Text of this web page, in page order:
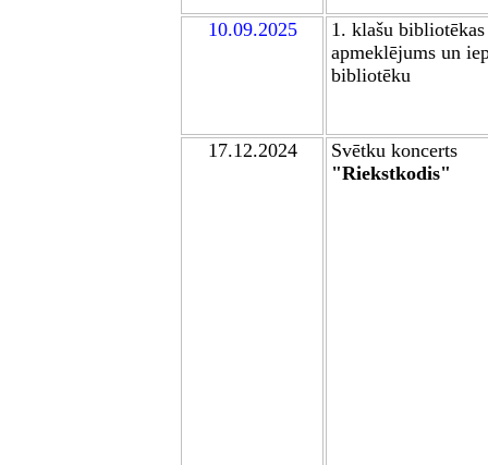
10.09.2025
1. klašu
apmeklējums un
bibliotēku
17.12.2024 Svētku koncerts
"Riekstkodis"